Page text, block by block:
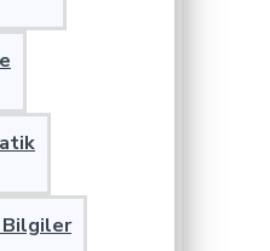
Bilgiler